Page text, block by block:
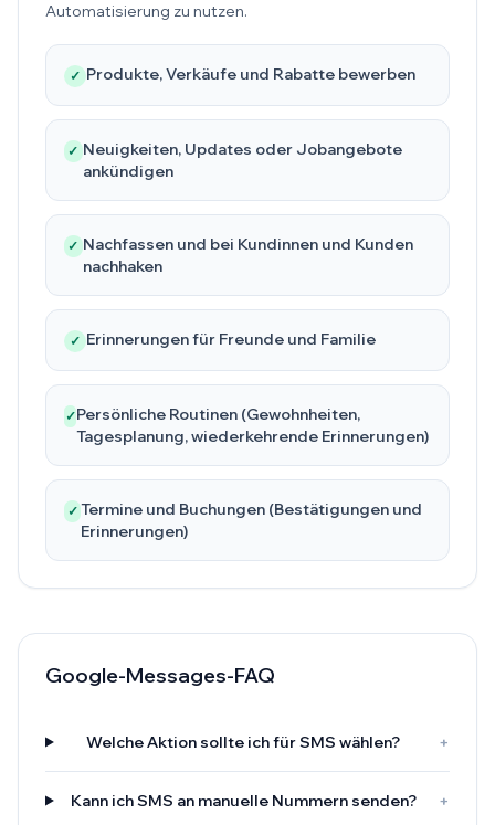
Automatisierung zu nutzen.
✓ Produkte, Verkäufe und Rabatte bewerben
✓ Neuigkeiten, Updates oder Jobangebote
ankündigen
✓ Nachfassen und bei Kundinnen und Kunden
nachhaken
✓ Erinnerungen für Freunde und Familie
✓Persönliche Routinen (Gewohnheiten,
Tagesplanung, wiederkehrende Erinnerungen)
✓ Termine und Buchungen (Bestätigungen und
Erinnerungen)
Google-Messages-FAQ
Welche Aktion sollte ich für SMS wählen? +
Kann ich SMS an manuelle Nummern senden? +